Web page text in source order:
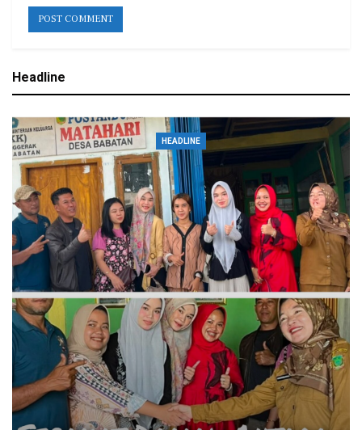
Headline
HEADLINE